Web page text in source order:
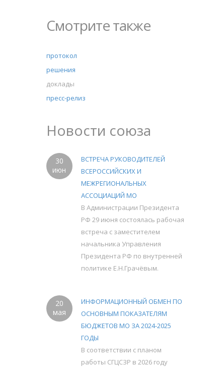
Смотрите также
протокол
решения
доклады
пресс-релиз
Новости союза
30
июн
ВСТРЕЧА РУКОВОДИТЕЛЕЙ
ВСЕРОССИЙСКИХ И
МЕЖРЕГИОНАЛЬНЫХ
АССОЦИАЦИЙ МО
В Администрации Президента
РФ 29 июня состоялась рабочая
встреча с заместителем
начальника Управления
Президента РФ по внутренней
политике Е.Н.Грачёвым.
20
мая
ИНФОРМАЦИОННЫЙ ОБМЕН ПО
ОСНОВНЫМ ПОКАЗАТЕЛЯМ
БЮДЖЕТОВ МО ЗА 2024-2025
ГОДЫ
В соответствии с планом
работы СГЦСЗР в 2026 году